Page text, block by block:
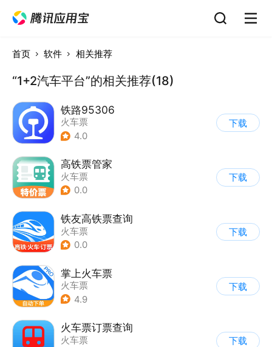
首页 软件 相关推荐
“1+2汽车平台”的相关推荐(18)
铁路95306
火车票
4.0
下载
高铁票管家
火车票
0.0
下载
铁友高铁票查询
火车票
0.0
下载
掌上火车票
火车票
4.9
下载
火车票订票查询
火车票
下载